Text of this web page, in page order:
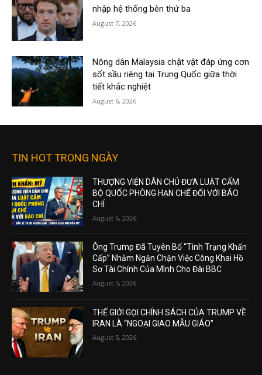
nhập hệ thống bên thứ ba
August 7, 2026
Nông dân Malaysia chật vật đáp ứng cơn
sốt sầu riêng tại Trung Quốc giữa thời
tiết khắc nghiệt
August 6, 2026
TIN HOT TRONG NGÀY
THƯỢNG VIỆN DÂN CHỦ ĐƯA LUẬT CẤM
BỘ QUỐC PHÒNG HẠN CHẾ ĐỐI VỚI BÁO
CHÍ
August 6, 2026
Ông Trump Đã Tuyên Bố “Tình Trạng Khẩn
Cấp” Nhằm Ngăn Chặn Việc Công Khai Hồ
Sơ Tài Chính Của Mình Cho Đài BBC
August 5, 2026
THẾ GIỚI GỌI CHÍNH SÁCH CỦA TRUMP VỀ
IRAN LÀ “NGOẠI GIAO MẪU GIÁO”
August 5, 2026